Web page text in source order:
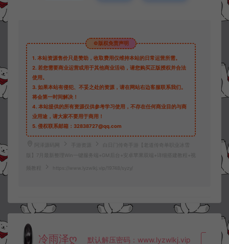
©版权免责声明
1. 本站资源售价只是赞助，收取费用仅维持本站的日常运营所需。
2. 若您需要商业运营或用于其他商业活动，请您购买正版授权并合法
使用。
3. 如果本站有侵犯、不妥之处的资源，请在网站右边客服联系我们。
将会第一时间解决！
4. 本站提供的所有资源仅供参考学习使用，不存在任何商业目的与商
业用途，请大家不要用于商用！
5. 侵权联系邮箱：32838727@qq.com
阿泽源码网 手游资源
白日门传奇手游【老道传奇单职业冰雪
版】7月最新整理Win一键服务端+GM后台+安卓苹果双端+详细搭建教程+视
频教程 https://www.lyzwlkj.vip/19748/syzy/
冷雨泽ღ 默认解压密码：www.lyzwlkj.vip 复